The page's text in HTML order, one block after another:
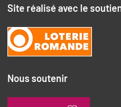
Site réalisé avec le
Nous soutenir